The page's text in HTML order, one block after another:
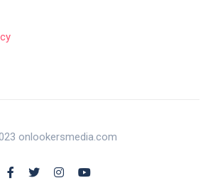
onlookersmedia.com